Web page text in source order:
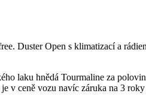
Duster Open s klimatizací a
laku hnědá Tourmaline za
v ceně vozu navíc záruka na 3